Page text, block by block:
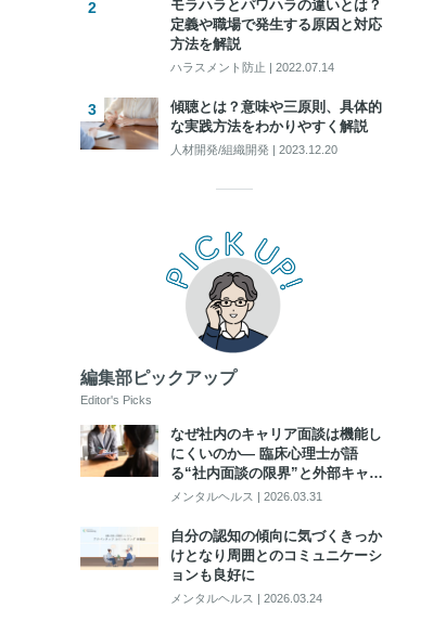
モラハラとパワハラの違いとは？
定義や職場で発生する原因と対応
方法を解説
ハラスメント防止 | 2022.07.14
傾聴とは？意味や三原則、具体的
な実践方法をわかりやすく解説
人材開発/組織開発 | 2023.12.20
編集部ピックアップ
Editor's Picks
なぜ社内のキャリア面談は機能し
にくいのか― 臨床心理士が語
る“社内面談の限界”と外部キャリ
アカウンセリング活用のポイント
メンタルヘルス | 2026.03.31
自分の認知の傾向に気づくきっか
けとなり周囲とのコミュニケーシ
ョンも良好に
メンタルヘルス | 2026.03.24